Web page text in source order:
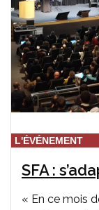
L'ÉVÉNEMENT
SFA :
« En ce mois